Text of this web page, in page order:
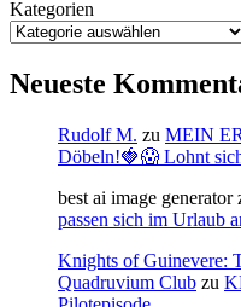
Kategorien
Neueste
Rudolf M. zu MEIN
Döbeln!🍓😱 Lohnt
best ai image generator
passen sich im Urlaub
Knights of Guinevere:
Quadruvium Club zu